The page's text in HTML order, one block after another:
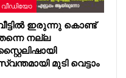
വീഡിയോ
ഇരുന്നു കൊണ്ട്
നല്ല
മുടി വെട്ടാം